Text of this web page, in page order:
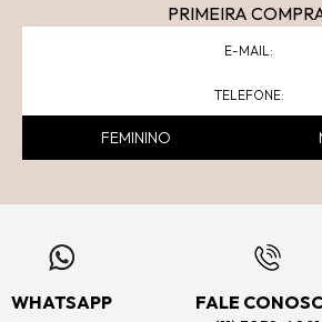
PRIMEIRA
FEMININO
WHATSAPP FALE